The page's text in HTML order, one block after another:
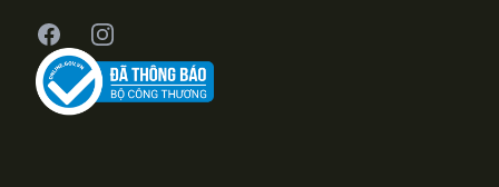
FacebookInstagram